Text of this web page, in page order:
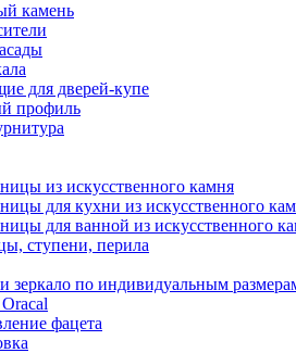
камень
для дверей-купе
профиль
из искусственного камня
для кухни из искусственного
для ванной из искусственного
ступени, перила
зеркало по индивидуальным
фацета